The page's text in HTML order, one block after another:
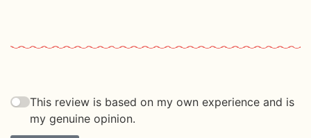
This review is based on my own experience and is
my genuine opinion.